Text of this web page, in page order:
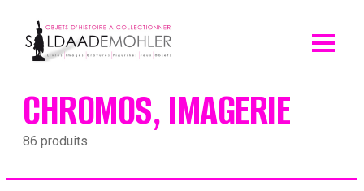
content
CHROMOS, IMAGERIE
86 produits